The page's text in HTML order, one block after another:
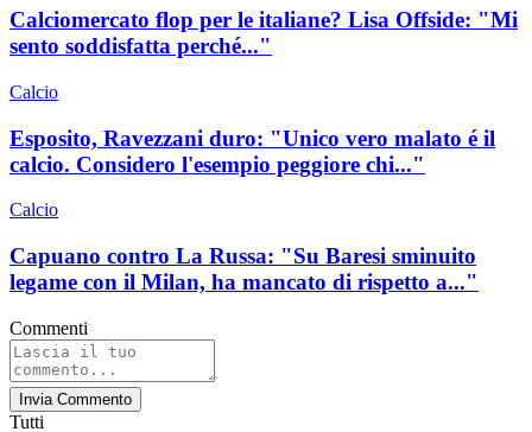
Calciomercato flop per le italiane? Lisa Offside: "Mi
sento soddisfatta perché..."
Calcio
Esposito, Ravezzani duro: "Unico vero malato é il
calcio. Considero l'esempio peggiore chi..."
Calcio
Capuano contro La Russa: "Su Baresi sminuito
legame con il Milan, ha mancato di rispetto a..."
Commenti
Invia Commento
Tutti